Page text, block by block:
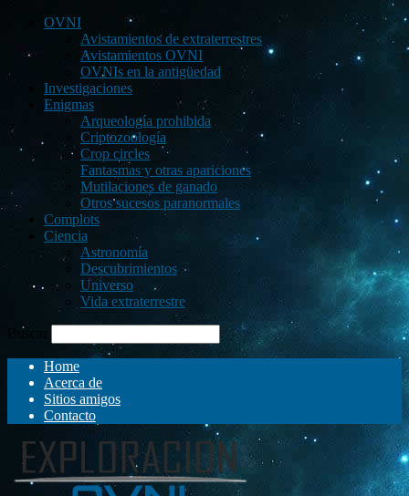
OVNI
Avistamientos de extraterrestres
Avistamientos OVNI
OVNIs en la antigüedad
Investigaciones
Enigmas
Arqueología prohibida
Criptozoología
Crop circles
Fantasmas y otras apariciones
Mutilaciones de ganado
Otros sucesos paranormales
Complots
Ciencia
Astronomía
Descubrimientos
Universo
Vida extraterrestre
Buscar
Home
Acerca de
Sitios amigos
Contacto